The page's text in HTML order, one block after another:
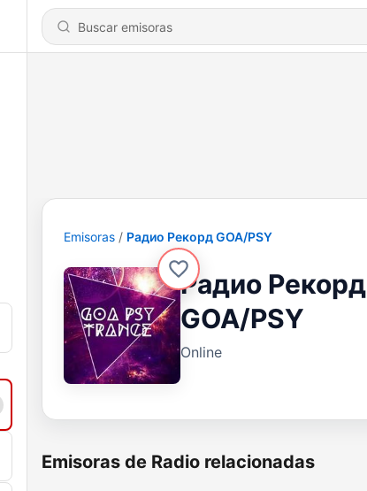
Emisoras Радио Рекорд GOA/PSY
Радио Рекорд
GOA/PSY
Online
Emisoras de Radio relacionadas